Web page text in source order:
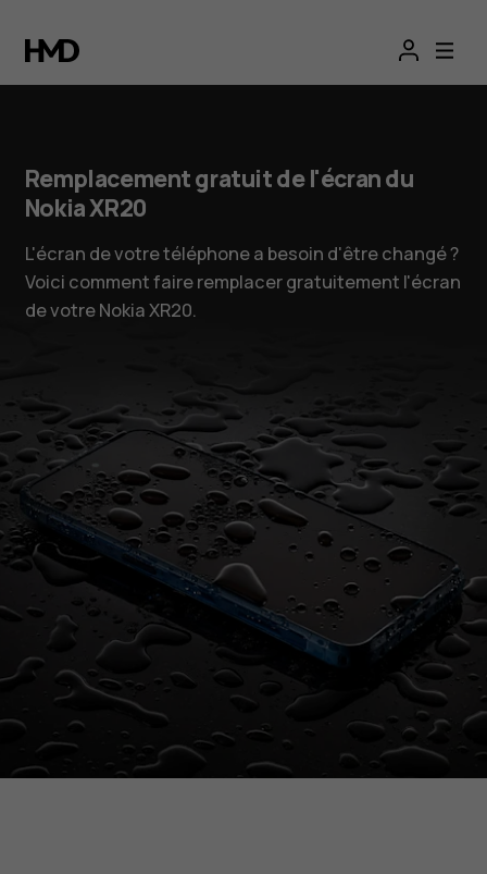
Remplacement gratuit de l'écran du
Nokia XR20
L'écran de votre téléphone a besoin d'être changé ?
Voici comment faire remplacer gratuitement l'écran
de votre Nokia XR20.